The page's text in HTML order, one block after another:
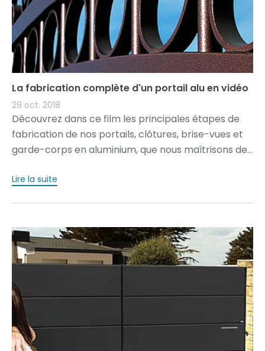
La fabrication complète d'un portail alu en vidéo
29 oct. 2018
Découvrez dans ce film les principales étapes de
fabrication de nos portails, clôtures, brise-vues et
garde-corps en aluminium, que nous maîtrisons de...
Lire la suite